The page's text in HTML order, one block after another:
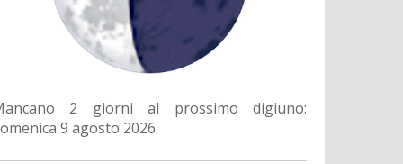
2 giorni al prossimo digiuno:
9 agosto 2026